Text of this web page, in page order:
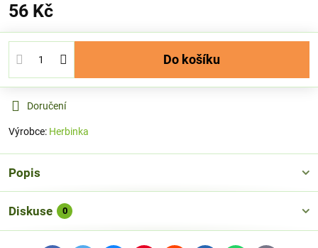
56 Kč
Do košíku
Doručení
Výrobce: Herbinka
Popis
Diskuse 0